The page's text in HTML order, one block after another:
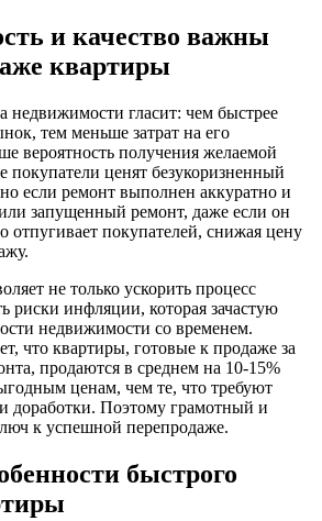
и качество важны
квартиры
гласит: чем быстрее
тем меньше затрат на его
вероятность получения желаемой
ценят безукоризненный
если ремонт выполнен аккуратно и
запущенный ремонт, даже если он
отпугивает покупателей, снижая цену
не только ускорить процесс
риски инфляции, которая зачастую
недвижимости со временем.
что квартиры, готовые к продаже за
продаются в среднем на 10-15%
ценам, чем те, что требуют
доработки. Поэтому грамотный и
к успешной перепродаже.
быстрого